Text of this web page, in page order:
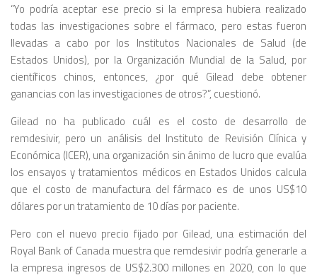
“Yo podría aceptar ese precio si la empresa hubiera realizado
todas las investigaciones sobre el fármaco, pero estas fueron
llevadas a cabo por los Institutos Nacionales de Salud (de
Estados Unidos), por la Organización Mundial de la Salud, por
científicos chinos, entonces, ¿por qué Gilead debe obtener
ganancias con las investigaciones de otros?”, cuestionó.
Gilead no ha publicado cuál es el costo de desarrollo de
remdesivir, pero un análisis del Instituto de Revisión Clínica y
Económica (ICER), una organización sin ánimo de lucro que evalúa
los ensayos y tratamientos médicos en Estados Unidos calcula
que el costo de manufactura del fármaco es de unos US$10
dólares por un tratamiento de 10 días por paciente.
Pero con el nuevo precio fijado por Gilead, una estimación del
Royal Bank of Canada muestra que remdesivir podría generarle a
la empresa ingresos de US$2.300 millones en 2020, con lo que